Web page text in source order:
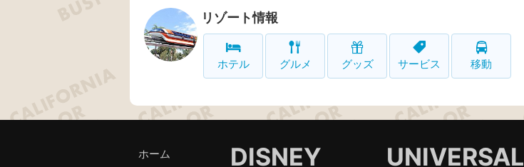
リゾート情報
ホテル グルメ グッズ サービス 移動
ホーム DISNEY UNIVERSAL